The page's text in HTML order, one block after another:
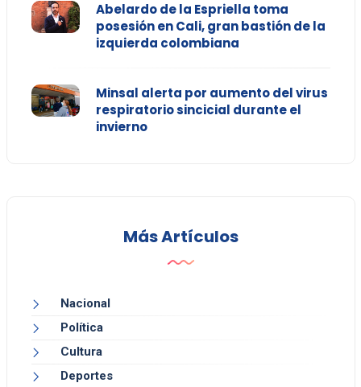
Abelardo de la Espriella toma
posesión en Cali, gran bastión de la
izquierda colombiana
Minsal alerta por aumento del virus
respiratorio sincicial durante el
invierno
Más Artículos
Nacional
Política
Cultura
Deportes